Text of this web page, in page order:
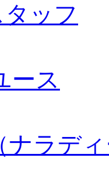
ッフ
ース
ナラデ